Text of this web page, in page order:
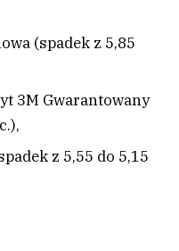
(spadek z 5,85
3M Gwarantowany
z 5,55 do 5,15